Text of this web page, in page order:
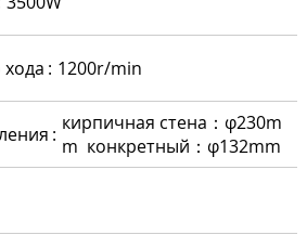
хода 1200r/min
кирпичная стена：φ230m
m конкретный： φ132mm